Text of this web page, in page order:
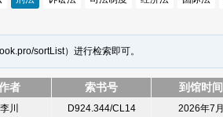
sortList）进行检索即可。
者 索书号 到馆时间
李川 D924.344/CL14
2026年7月